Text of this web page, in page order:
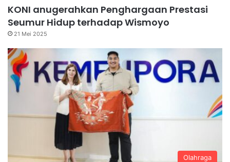
KONI anugerahkan Penghargaan Prestasi
Seumur Hidup terhadap Wismoyo
21 Mei 2025
Olahraga